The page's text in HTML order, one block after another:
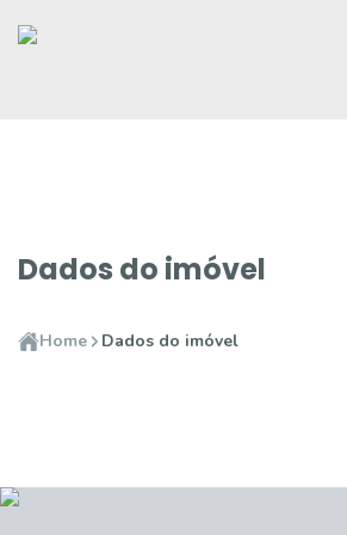
Dados do imóvel
Home Dados do imóvel